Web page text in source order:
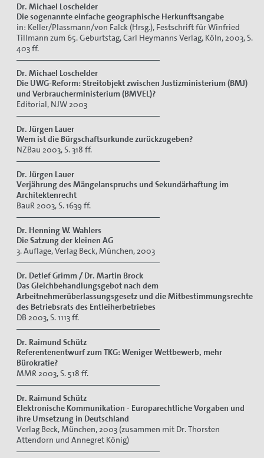
Dr. Michael Loschelder
Die sogenannte einfache geographische Herkunftsangabe
in: Keller/Plassmann/von Falck (Hrsg.), Festschrift für Winfried
Tillmann zum 65. Geburtstag, Carl Heymanns Verlag, Köln, 2003, S.
403 ff.
Dr. Michael Loschelder
Die UWG-Reform: Streitobjekt zwischen Justizministerium (BMJ)
und Verbraucherministerium (BMVEL)?
Editorial, NJW 2003
Dr. Jürgen Lauer
Wem ist die Bürgschaftsurkunde zurückzugeben?
NZBau 2003, S. 318 ff.
Dr. Jürgen Lauer
Verjährung des Mängelanspruchs und Sekundärhaftung im
Architektenrecht
BauR 2003, S. 1639 ff.
Dr. Henning W. Wahlers
Die Satzung der kleinen AG
3. Auflage, Verlag Beck, München, 2003
Dr. Detlef Grimm / Dr. Martin Brock
Das Gleichbehandlungsgebot nach dem
Arbeitnehmerüberlassungsgesetz und die Mitbestimmungsrechte
des Betriebsrats des Entleiherbetriebes
DB 2003, S. 1113 ff.
Dr. Raimund Schütz
Referentenentwurf zum TKG: Weniger Wettbewerb, mehr
Bürokratie?
MMR 2003, S. 518 ff.
Dr. Raimund Schütz
Elektronische Kommunikation - Europarechtliche Vorgaben und
ihre Umsetzung in Deutschland
Verlag Beck, München, 2003 (zusammen mit Dr. Thorsten
Attendorn und Annegret König)